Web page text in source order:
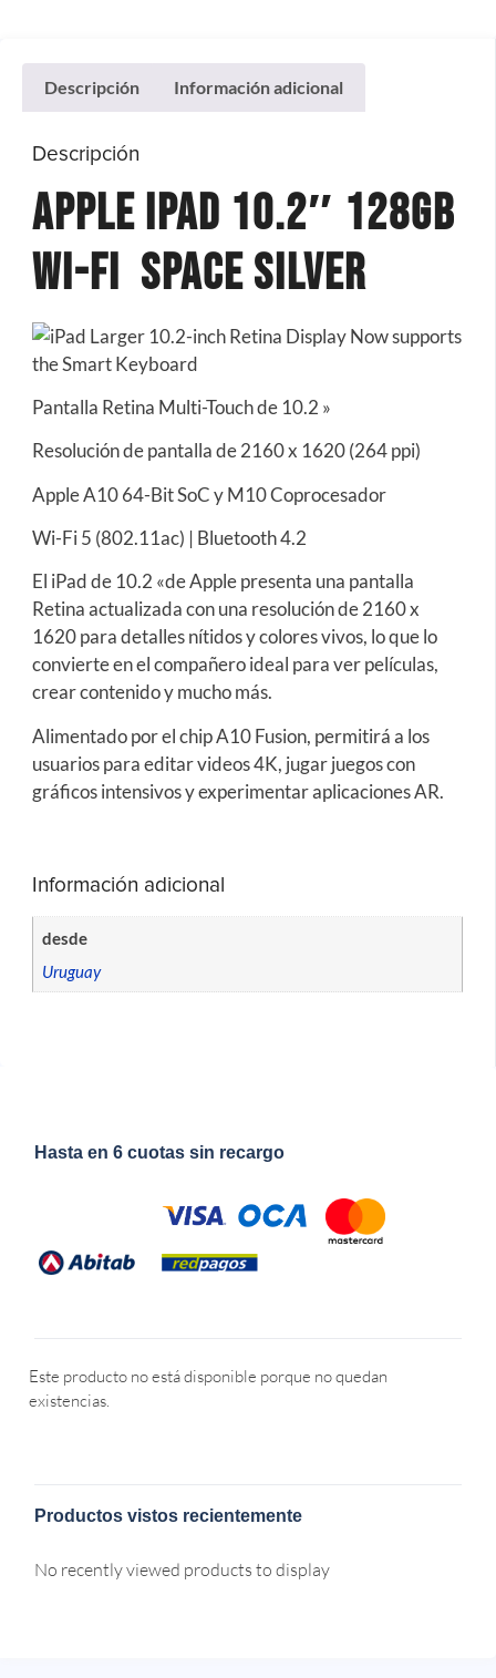
Descripción Información adicional
Descripción
Apple iPad 10.2″ 128GB
Wi-Fi Space Silver
Pantalla Retina Multi-Touch de 10.2 »
Resolución de pantalla de 2160 x 1620 (264 ppi)
Apple A10 64-Bit SoC y M10 Coprocesador
Wi-Fi 5 (802.11ac) | Bluetooth 4.2
El iPad de 10.2 «de Apple presenta una pantalla
Retina actualizada con una resolución de 2160 x
1620 para detalles nítidos y colores vivos, lo que lo
convierte en el compañero ideal para ver películas,
crear contenido y mucho más.
Alimentado por el chip A10 Fusion, permitirá a los
usuarios para editar videos 4K, jugar juegos con
gráficos intensivos y experimentar aplicaciones AR.
Información adicional
desde
Uruguay
Hasta en 6 cuotas sin recargo
Este producto no está disponible porque no quedan
existencias.
Productos vistos recientemente
No recently viewed products to display